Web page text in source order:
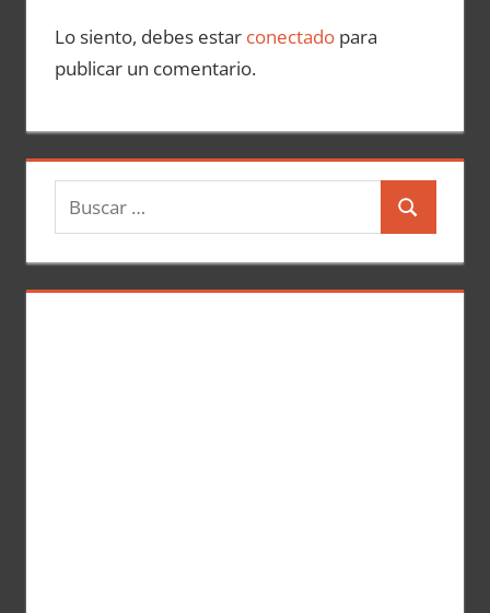
Lo siento, debes estar conectadopara
publicar un comentario.
u
s
c
B
s